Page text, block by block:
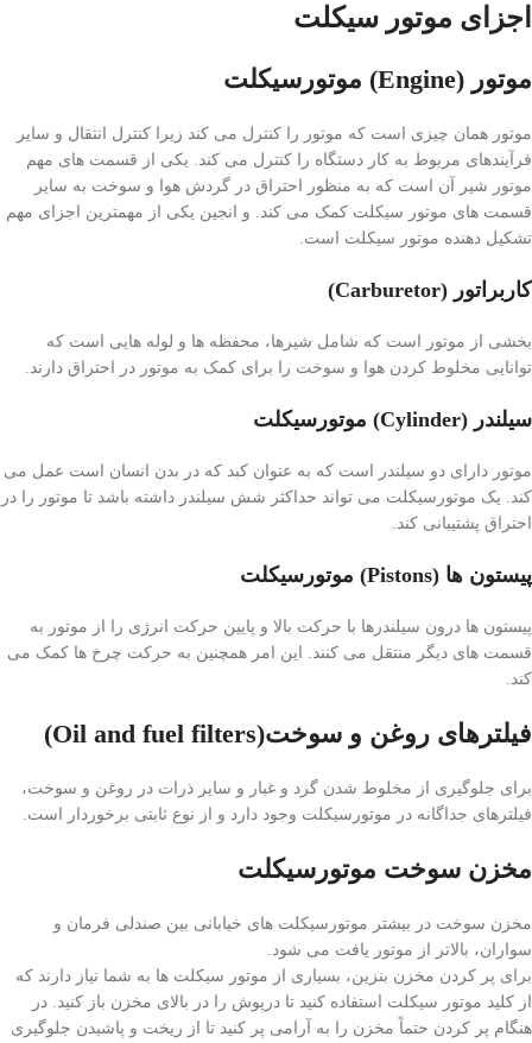
اجزای موتور سیکلت
موتور (Engine) موتورسیکلت
موتور همان چیزی است که موتور را کنترل می کند زیرا کنترل انتقال و سایر
فرآیندهای مربوط به کار دستگاه را کنترل می کند. یکی از قسمت های مهم
موتور شیر آن است که به منظور احتراق در گردش هوا و سوخت به سایر
قسمت های موتور سیکلت کمک می کند. و انجین یکی از مهمترین اجزای مهم
تشکیل دهنده موتور سیکلت است.
کاربراتور (Carburetor)
بخشی از موتور است که شامل شیرها، محفظه ها و لوله هایی است که
توانایی مخلوط کردن هوا و سوخت را برای کمک به موتور در احتراق دارند.
سیلندر (Cylinder) موتورسیکلت
موتور دارای دو سیلندر است که به عنوان کبد که در بدن انسان است عمل می
کند. یک موتورسیکلت می تواند حداکثر شش سیلندر داشته باشد تا موتور را در
احتراق پشتیبانی کند.
پیستون ها (Pistons) موتورسیکلت
پیستون ها درون سیلندرها با حرکت بالا و پایین حرکت انرژی را از موتور به
قسمت های دیگر منتقل می کنند. این امر همچنین به حرکت چرخ ها کمک می
کند.
فیلترهای روغن و سوخت(Oil and fuel filters)
برای جلوگیری از مخلوط شدن گرد و غبار و سایر ذرات در روغن و سوخت،
فیلترهای جداگانه در موتورسیکلت وجود دارد و از نوع ثابتی برخوردار است.
مخزن سوخت موتورسیکلت
مخزن سوخت در بیشتر موتورسیکلت های خیابانی بین صندلی فرمان و
سواران، بالاتر از موتور یافت می شود.
برای پر کردن مخزن بنزین، بسیاری از موتور سیکلت ها به شما نیاز دارند که
از کلید موتور سیکلت استفاده کنید تا درپوش را در بالای مخزن باز کنید. در
هنگام پر کردن حتماً مخزن را به آرامی پر کنید تا از ریخت و پاشیدن جلوگیری